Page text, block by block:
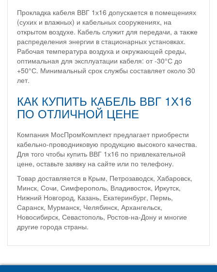
Прокладка кабеля ВВГ 1х16 допускается в помещениях
(сухих и влажных) и кабельных сооружениях, на
открытом воздухе. Кабель служит для передачи, а также
распределения энергии в стационарных установках.
Рабочая температура воздуха и окружающей среды,
оптимальная для эксплуатации кабеля: от -30°С до
+50°С. Минимальный срок службы составляет около 30
лет.
КАК КУПИТЬ КАБЕЛЬ ВВГ 1Х16
ПО ОТЛИЧНОЙ ЦЕНЕ
Компания МосПромКомплект предлагает приобрести
кабельно-проводниковую продукцию высокого качества.
Для того чтобы купить ВВГ 1х16 по привлекательной
цене, оставьте заявку на сайте или по телефону.
Товар доставляется в Крым, Петрозаводск, Хабаровск,
Минск, Сочи, Симферополь, Владивосток, Иркутск,
Нижний Новгород, Казань, Екатеринбург, Пермь,
Саранск, Мурманск, Челябинск, Архангельск,
Новосибирск, Севастополь, Ростов-на-Дону и многие
другие города страны.